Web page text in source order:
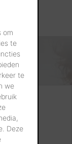
om
te
te
we
Deze
u